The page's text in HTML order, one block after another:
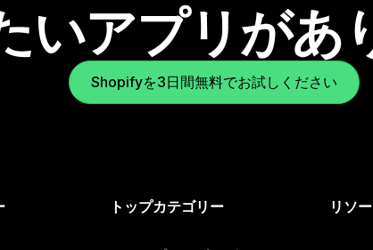
いアプリがあ
Shopifyを3日間無料でお試しください
トップカテゴリー リソ